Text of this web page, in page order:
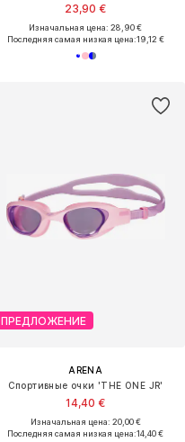
23,90 €
Изначальная цена: 28,90 €
Последняя самая низкая цена:19,12 €
ПРЕДЛОЖЕНИЕ
ARENA
Спортивные очки 'THE ONE JR'
14,40 €
Изначальная цена: 20,00 €
Последняя самая низкая цена:14,40 €